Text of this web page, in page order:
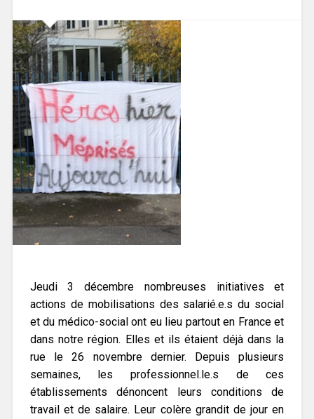
Jeudi 3 décembre nombreuses initiatives et
actions de mobilisations des salarié.e.s du social
et du médico-social ont eu lieu partout en France et
dans notre région. Elles et ils étaient déjà dans la
rue le 26 novembre dernier. Depuis plusieurs
semaines, les professionnel.le.s de ces
établissements dénoncent leurs conditions de
travail et de salaire. Leur colère grandit de jour en